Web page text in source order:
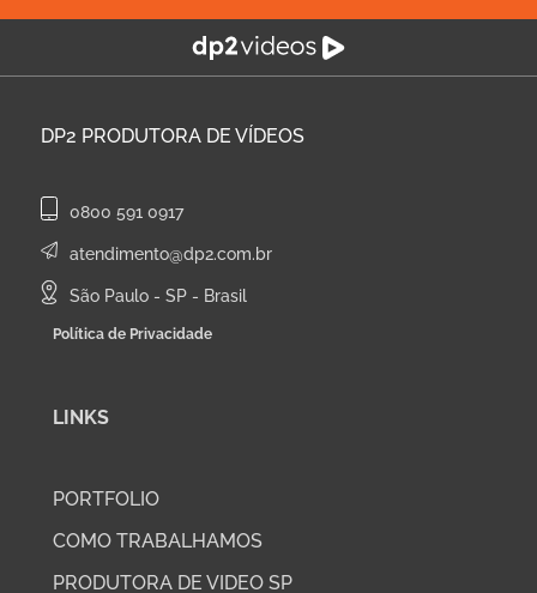
DP2 PRODUTORA DE VÍDEOS
0800 591 0917
atendimento@dp2.com.br
São Paulo - SP - Brasil
Política de Privacidade
LINKS
PORTFOLIO
COMO TRABALHAMOS
PRODUTORA DE VIDEO SP